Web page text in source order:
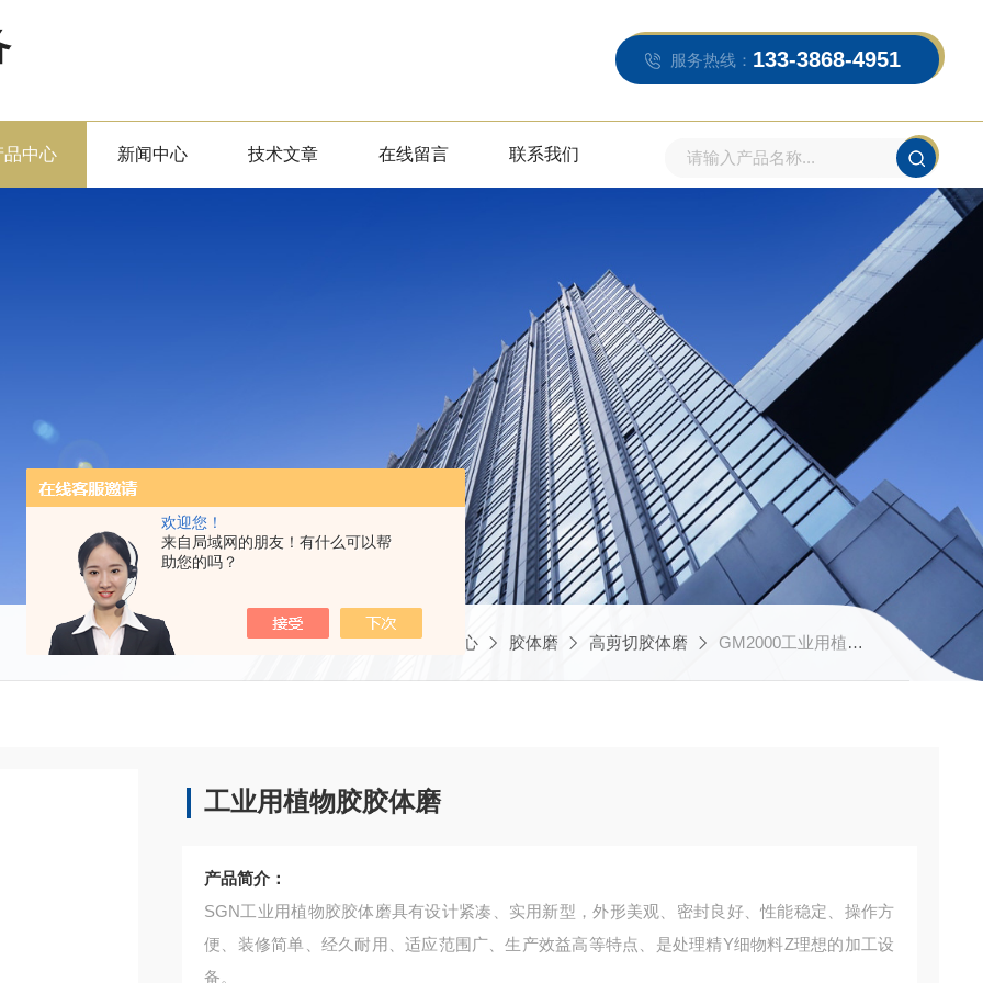
欢迎您！
来自局域网的朋友！有什么可以帮
助您的吗？
服务热线： 133-3868-4951
品中心 新闻中心 技术文章 在线留言 联系我们
当前位置：首页 产品中心 胶体磨 高剪切胶体磨 GM2000工业用植物胶胶体磨
工业用植物胶胶体磨
产品简介：
SGN工业用植物胶胶体磨具有设计紧凑、实用新型，外形美观、密封良好、性能稳定、操作方
便、装修简单、经久耐用、适应范围广、生产效益高等特点、是处理精Υ细物料Z理想的加工设
备。